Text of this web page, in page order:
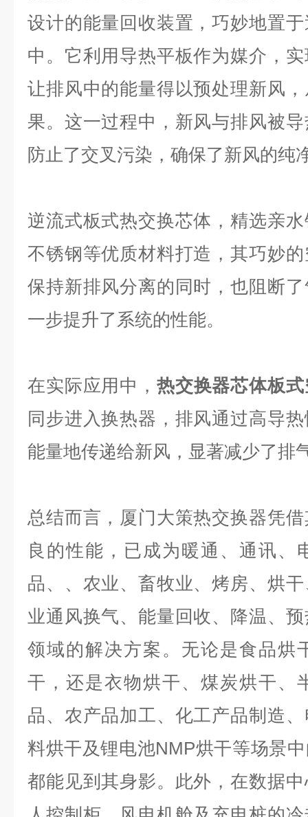
设计的能量回收装置，巧妙地置
中。它利用导热平板作为媒介，
让排风中的能量得以预处理新风
果。这一过程中，新风与排风被
防止了交叉污染，确保了新风的纯
逆流式板式热交换芯体，精选亲
不锈钢等优质材料打造，其巧妙
保持新排风分离的同时，也阻断
一步提升了系统的性能。
在实际应用中， 热交换器芯体板
同步进入换热器，排风通过高导
能量地传递给新风，显著减少了排
总结而言，厦门大策热交换器凭
良的性能，已成为暖通、通讯、
品、、农业、畜牧业、烤房、烘
业通风换气、能量回收、降温、
领域的解决方案。无论是食品烘
干，还是衣物烘干、煤炭烘干、
品、农产品加工、化工产品制造
料烘干及锂电池NMP烘干等场景
都能见到其身影。此外，在数据